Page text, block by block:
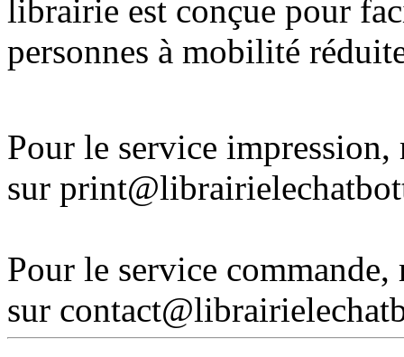
librairie est conçue pour
personnes à mobilité
Pour le service
sur
Pour le service
sur